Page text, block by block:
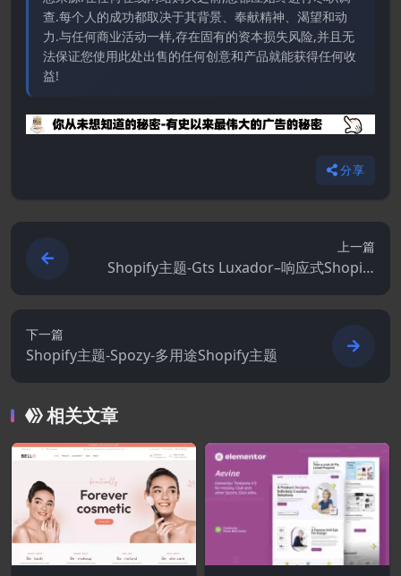
查.每个人的成功都取决于其背景、奉献精神、渴望和动
力.与任何商业活动一样,存在固有的资本损失风险,并且无
法保证您使用此处出售的任何创意和产品就能获得任何收
益!
分享
上一篇
Shopify主题-Gts Luxador–响应式Shopify
下一篇
Shopify主题-Spozy-多用途Shopify主题
相关文章